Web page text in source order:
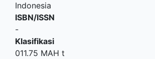
Indonesia
ISBN/ISSN
-
Klasifikasi
011.75 MAH t